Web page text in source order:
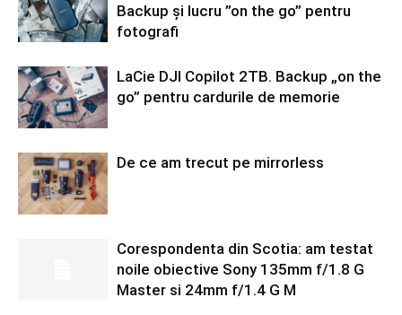
Backup și lucru ”on the go” pentru
fotografi
LaCie DJI Copilot 2TB. Backup „on the
go” pentru cardurile de memorie
De ce am trecut pe mirrorless
Corespondenta din Scotia: am testat
noile obiective Sony 135mm f/1.8 G
Master si 24mm f/1.4 G M